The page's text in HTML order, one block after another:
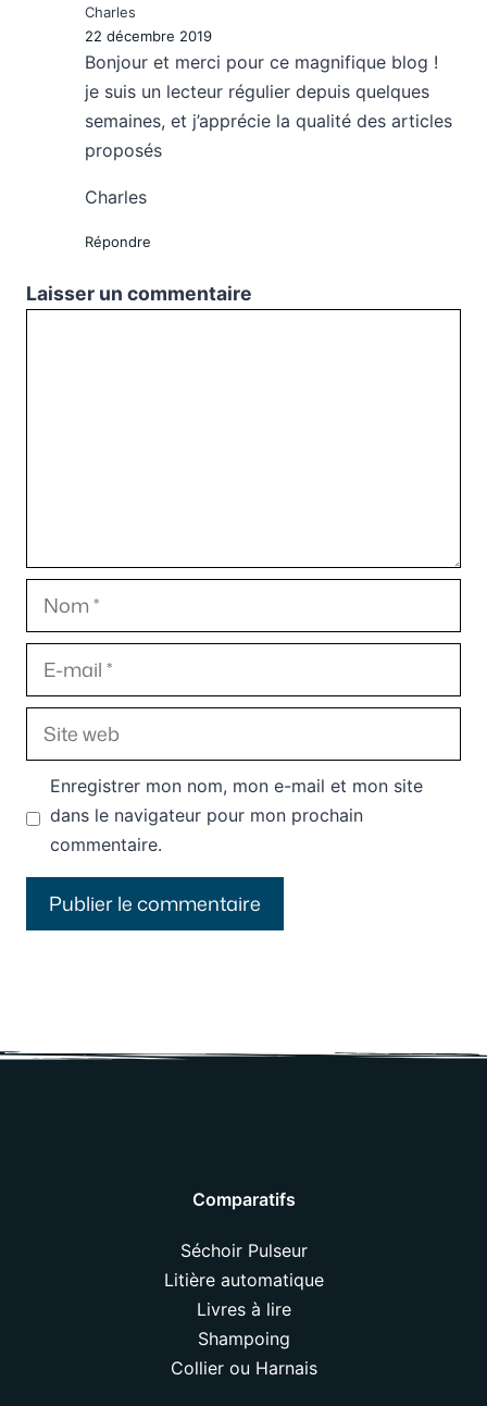
Charles
22 décembre 2019
Bonjour et merci pour ce magnifique blog !
je suis un lecteur régulier depuis quelques
semaines, et j’apprécie la qualité des articles
proposés
Charles
Répondre
Laisser un commentaire
Nom
E-
mail
Site
web
Enregistrer mon nom, mon e-mail et mon site
dans le navigateur pour mon prochain
commentaire.
Comparatifs
Séchoir Pulseur
Litière automatique
Livres à lire
Shampoing
Collier ou Harnais